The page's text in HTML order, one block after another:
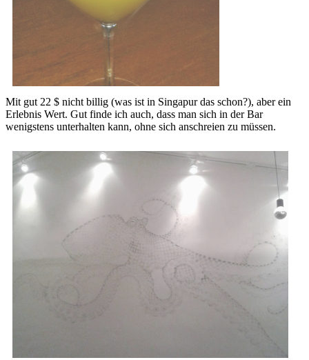
Mit gut 22 $ nicht billig (was ist in Singapur das schon?), aber ein
Erlebnis Wert. Gut finde ich auch, dass man sich in der Bar
wenigstens unterhalten kann, ohne sich anschreien zu müssen.